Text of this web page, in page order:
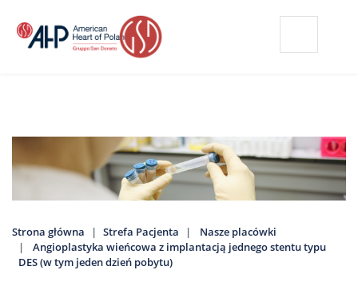
treści
Strefa
Pacjenta
O
nas
Strona główna Strefa Pacjenta
Nasze placówki
Angioplastyka wieńcowa z implantacją jednego stentu typu
DES (w tym jeden dzień pobytu)